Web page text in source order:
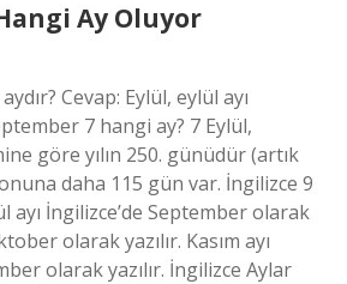
Ay Oluyor
Cevap: Eylül, eylül ayı
7 hangi ay? 7 Eylül,
göre yılın 250. günüdür (artık
daha 115 gün var. İngilizce 9
ayı İngilizce’de September olarak
olarak yazılır. Kasım ayı
olarak yazılır. İngilizce Aylar